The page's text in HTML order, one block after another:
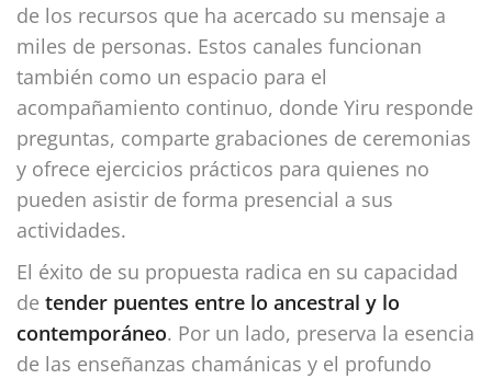
de los recursos que ha acercado su mensaje a
miles de personas. Estos canales funcionan
también como un espacio para el
acompañamiento continuo, donde Yiru responde
preguntas, comparte grabaciones de ceremonias
y ofrece ejercicios prácticos para quienes no
pueden asistir de forma presencial a sus
actividades.
El éxito de su propuesta radica en su capacidad
de tender puentes entre lo ancestral y lo
contemporáneo. Por un lado, preserva la esencia
de las enseñanzas chamánicas y el profundo